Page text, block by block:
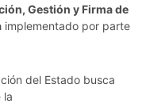
Gestión y Firma de
implementado por parte
del Estado busca
la